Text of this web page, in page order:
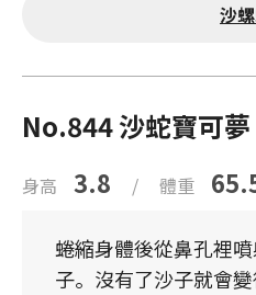
沙
No.844 沙蛇寶可夢
身高 3.8 / 體重
蜷縮身體後從鼻孔裡
子。沒有了沙子就會變